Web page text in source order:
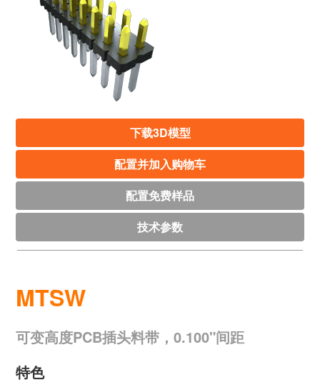
下载3D模型
配置并加入购物车
配置免费样品
技术参数
MTSW
可变高度PCB插头料带，0.100"间距
特色